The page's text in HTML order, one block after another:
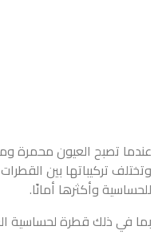
عندما تصبح العيون محمرة
وتختلف تركيباتها بين
للحساسية وأكثرها أمانًا.
بما في ذلك قطرة لحساسية